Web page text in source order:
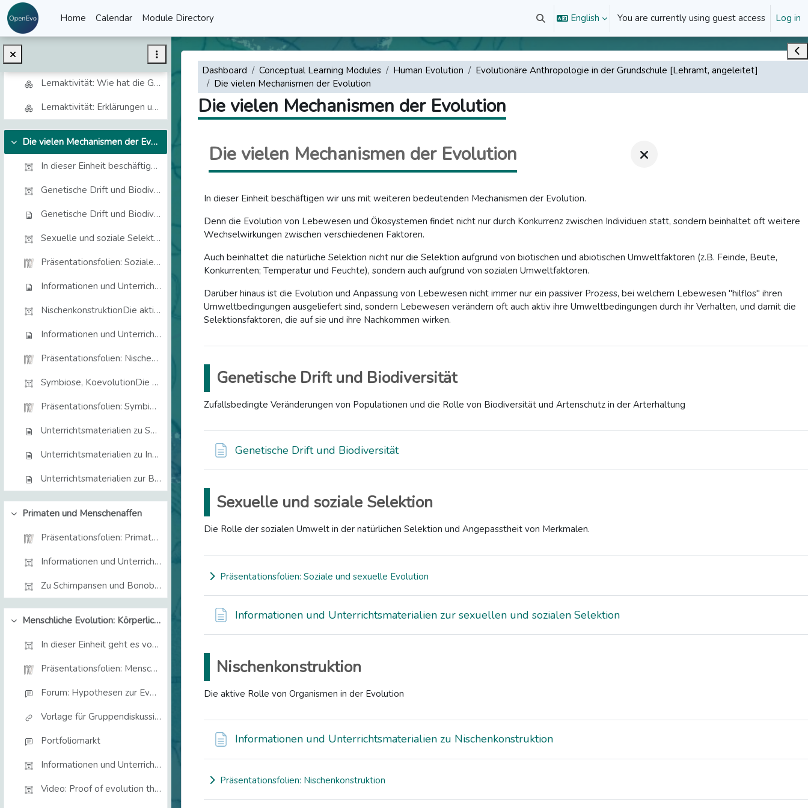
Skip to main content
Home
Calendar Module Directory Toggle search input
English You are currently using guest access Log in
Informationen und Unterrichtsmaterialien
Funktion, Fitness, natürliche Selektion, Anpassung: Unterrichtsmaterialien und -methoden
Lernaktivität: Wie hat die Giraffe ihren langen Hals bekommen?
Lernaktivität: Erklärungen und Fehlkonzepte zur Angepasstheit
Collapse
Die vielen Mechanismen der Evolution
In dieser Einheit beschäftigen wir uns mit weitere...
Genetische Drift und BiodiversitätZufallsbedingte ...
Genetische Drift und Biodiversität
Sexuelle und soziale SelektionDie Rolle der sozial...
Präsentationsfolien: Soziale und sexuelle Evolution
Informationen und Unterrichtsmaterialien zur sexuellen und sozialen Selektion
NischenkonstruktionDie aktive Rolle von Organismen...
Informationen und Unterrichtsmaterialien zu Nischenkonstruktion
Präsentationsfolien: Nischenkonstruktion
Symbiose, KoevolutionDie Rolle von Wechselbeziehun...
Präsentationsfolien: Symbiose und Koevolution
Unterrichtsmaterialien zu Symbiose und Koevolution
Unterrichtsmaterialien zu Insekten und (Schul)Garten
Unterrichtsmaterialien zur Blattschneiderameise
Collapse
Primaten und Menschenaffen
Präsentationsfolien: Primaten und Menschenaffen
Informationen und Unterrichtsmaterialien Gr...
Zu Schimpansen und BonobosArtikel: Zeit Online. Di...
Collapse
Menschliche Evolution: Körperliche Merkmale
In dieser Einheit geht es vor allem um die Evoluti...
Präsentationsfolien: Menschliche Evolution
Forum: Hypothesen zur Evolution menschlicher körperlicher Merkmale
Vorlage für Gruppendiskussion: Hypothesen zur Evolution menschlicher körperlicher Merkmale
Portfoliomarkt
Informationen und Unterrichtsmaterialien
Video: Proof of evolution that you can find on y...
Dashboard
Conceptual Learning Modules Human Evolution
Evolutionäre Anthropologie in der Grundschule [Lehramt, angeleitet]
Die vielen Mechanismen der Evolution
Die vielen Mechanismen der Evolution
Die vielen Mechanismen der Evolution
In dieser Einheit beschäftigen wir uns mit weiteren bedeutenden Mechanismen der Evolution.
Denn die Evolution von Lebewesen und Ökosystemen findet nicht nur durch Konkurrenz zwischen Individuen statt, sondern beinhaltet oft weitere
Wechselwirkungen zwischen verschiedenen Faktoren.
Auch beinhaltet die natürliche Selektion nicht nur die Selektion aufgrund von biotischen und abiotischen Umweltfaktoren (z.B. Feinde, Beute,
Konkurrenten; Temperatur und Feuchte), sondern auch aufgrund von sozialen Umweltfaktoren.
Darüber hinaus ist die Evolution und Anpassung von Lebewesen nicht immer nur ein passiver Prozess, bei welchem Lebewesen "hilflos" ihren
Umweltbedingungen ausgeliefert sind, sondern Lebewesen verändern oft auch aktiv ihre Umweltbedingungen durch ihr Verhalten, und damit die
Selektionsfaktoren, die auf sie und ihre Nachkommen wirken.
Genetische Drift und Biodiversität
Zufallsbedingte Veränderungen von Populationen und die Rolle von Biodiversität und Artenschutz in der Arterhaltung
Genetische Drift und Biodiversität
Sexuelle und soziale Selektion
Die Rolle der sozialen Umwelt in der natürlichen Selektion und Angepasstheit von Merkmalen.
Expand
Präsentationsfolien: Soziale und sexuelle Evolution
Informationen und Unterrichtsmaterialien zur sexuellen und sozialen Selektion
Nischenkonstruktion
Die aktive Rolle von Organismen in der Evolution
Informationen und Unterrichtsmaterialien zu Nischenkonstruktion
Expand
Präsentationsfolien: Nischenkonstruktion